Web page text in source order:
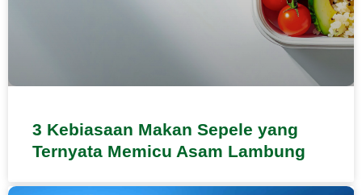
3 Kebiasaan Makan Sepele yang
Ternyata Memicu Asam Lambung